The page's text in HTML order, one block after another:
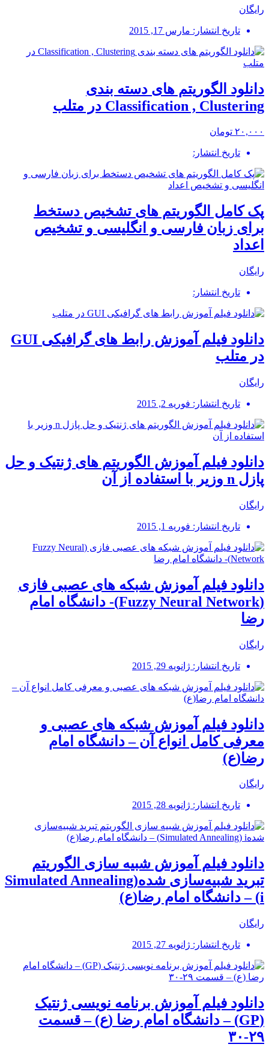
رایگان
تاریخ انتشار: مارس 17, 2015
دانلود الگوریتم های دسته بندی
Classification , Clustering در متلب
۲۰,۰۰۰ تومان
تاریخ انتشار:
پک کامل الگوریتم های تشخیص دستخط
برای زبان فارسی و انگلیسی و تشخیص
اعداد
رایگان
تاریخ انتشار:
دانلود فیلم آموزش رابط های گرافیکی GUI
در متلب
رایگان
تاریخ انتشار: فوریه 2, 2015
دانلود فیلم آموزش الگوریتم های ژنتیک و حل
پازل n وزیر با استفاده از آن
رایگان
تاریخ انتشار: فوریه 1, 2015
دانلود فیلم آموزش شبکه های عصبی فازی
(Fuzzy Neural Network)- دانشگاه امام
رضا
رایگان
تاریخ انتشار: ژانویه 29, 2015
دانلود فیلم آموزش شبکه های عصبی و
معرفی کامل انواع آن – دانشگاه امام
رضا(ع)
رایگان
تاریخ انتشار: ژانویه 28, 2015
دانلود فیلم آموزش شبیه سازی الگوریتم
تبرید شبیه‌سازی شدهSimulated Annealing)
i) – دانشگاه امام رضا(ع)
رایگان
تاریخ انتشار: ژانویه 27, 2015
دانلود فیلم آموزش برنامه نویسی ژنتیک
(GP) – دانشگاه امام رضا (ع) – قسمت
۲۹-۳۰